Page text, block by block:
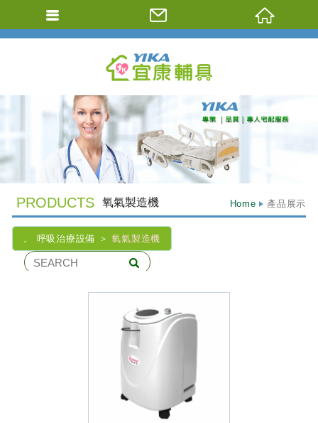
PRODUCTS 氧氣製造機 Home 產品展示
呼吸治療設備 氧氣製造機